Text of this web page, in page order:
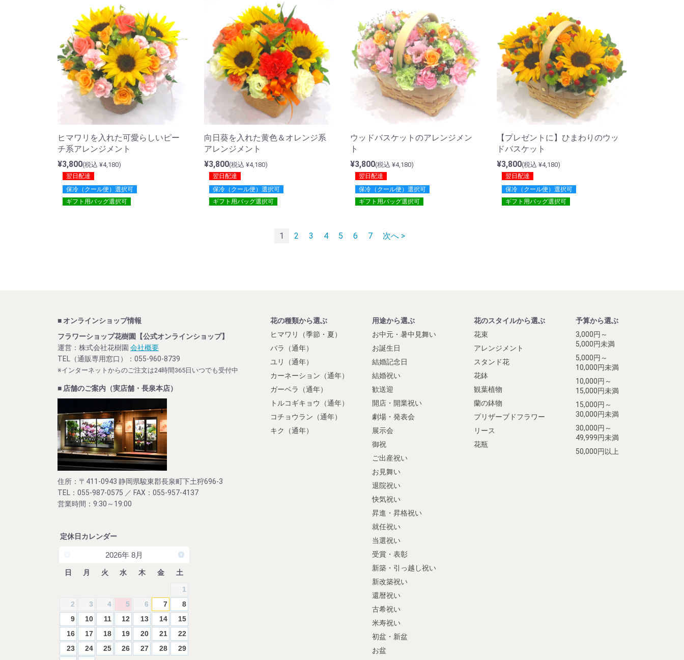
ヒマワリを入れた可愛らしいピー
チ系アレンジメント
¥3,800(税込 ¥4,180)
翌日配達
保冷（クール便）選択可
ギフト用バッグ選択可
向日葵を入れた黄色＆オレンジ系
アレンジメント
¥3,800(税込 ¥4,180)
翌日配達
保冷（クール便）選択可
ギフト用バッグ選択可
ウッドバスケットのアレンジメン
ト
¥3,800(税込 ¥4,180)
翌日配達
保冷（クール便）選択可
ギフト用バッグ選択可
【プレゼントに】ひまわりのウッ
ドバスケット
¥3,800(税込 ¥4,180)
翌日配達
保冷（クール便）選択可
ギフト用バッグ選択可
1 2 3 4 5 6 7 次へ >
■ オンラインショップ情報
フラワーショップ花樹園【公式オンラインショップ】
運営：株式会社花樹園 会社概要
TEL（通販専用窓口）：055-960-8739
※インターネットからのご注文は24時間365日いつでも受付中
■ 店舗のご案内（実店舗・長泉本店）
住所：〒411-0943 静岡県駿東郡長泉町下土狩696-3
TEL：055-987-0575 ／ FAX：055-957-4137
営業時間：9:30～19:00
定休日カレンダー
2026年 8月
日 月 火 水 木 金 土
1
2
3 4 5 6 7
8
9
10 11 12 13 14
15
16
17 18 19 20 21
22
23
24 25 26 27 28
29
花の種類から選ぶ
ヒマワリ（季節・夏）
バラ（通年）
ユリ（通年）
カーネーション（通年）
ガーベラ（通年）
トルコギキョウ（通年）
コチョウラン（通年）
キク（通年）
用途から選ぶ
お中元・暑中見舞い
お誕生日
結婚記念日
結婚祝い
歓送迎
開店・開業祝い
劇場・発表会
展示会
御祝
ご出産祝い
お見舞い
退院祝い
快気祝い
昇進・昇格祝い
就任祝い
当選祝い
受賞・表彰
新築・引っ越し祝い
新改築祝い
還暦祝い
古希祝い
米寿祝い
初盆・新盆
お盆
花のスタイルから選ぶ
花束
アレンジメント
スタンド花
花鉢
観葉植物
蘭の鉢物
プリザーブドフラワー
リース
花瓶
予算から選ぶ
3,000円～
5,000円未満
5,000円～
10,000円未満
10,000円～
15,000円未満
15,000円～
30,000円未満
30,000円～
49,999円未満
50,000円以上